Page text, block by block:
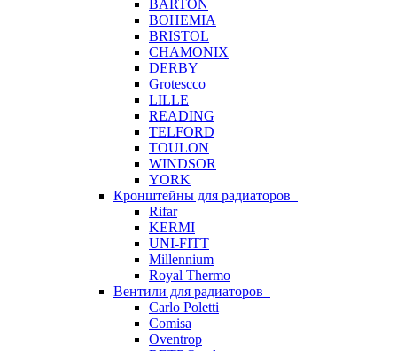
BARTON
BOHEMIA
BRISTOL
CHAMONIX
DERBY
Grotescco
LILLE
READING
TELFORD
TOULON
WINDSOR
YORK
Кронштейны для радиаторов
Rifar
KERMI
UNI-FITT
Millennium
Royal Thermo
Вентили для радиаторов
Carlo Poletti
Comisa
Oventrop